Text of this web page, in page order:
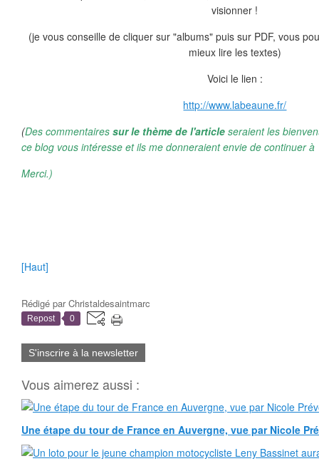
visionner !
(je vous conseille de cliquer sur "albums" puis sur PDF, vous
mieux lire les textes)
Voici le lien :
http://www.labeaune.fr/
(Des commentaires sur le thème de l'article seraient les
ce blog vous intéresse et ils me donneraient envie de continuer
Merci.)
[Haut]
Rédigé parChristaldesaintmarc
Repost 0
S'inscrire à la newsletter
Vous aimerez aussi :
Une étape du tour de France en Auvergne, vue par Nicole